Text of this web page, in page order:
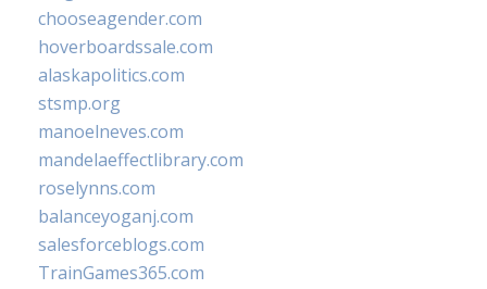
chooseagender.com
hoverboardssale.com
alaskapolitics.com
stsmp.org
manoelneves.com
mandelaeffectlibrary.com
roselynns.com
balanceyoganj.com
salesforceblogs.com
TrainGames365.com